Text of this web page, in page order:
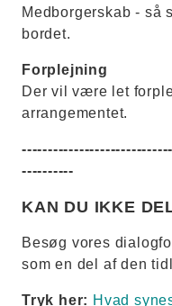
Medborgerskab - så
bordet.
Forplejning
Der vil være let
arrangementet.
----------
KAN DU IKKE
Besøg vores
som en del af den
Tryk her: Hvad